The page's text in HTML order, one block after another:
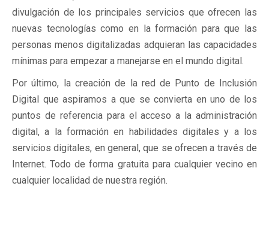
divulgación de los principales servicios que ofrecen las
nuevas tecnologías como en la formación para que las
personas menos digitalizadas adquieran las capacidades
mínimas para empezar a manejarse en el mundo digital.
Por último, la creación de la red de Punto de Inclusión
Digital que aspiramos a que se convierta en uno de los
puntos de referencia para el acceso a la administración
digital, a la formación en habilidades digitales y a los
servicios digitales, en general, que se ofrecen a través de
Internet. Todo de forma gratuita para cualquier vecino en
cualquier localidad de nuestra región.